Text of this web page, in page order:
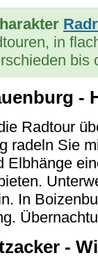
in
bis
-
Radtour
radeln Sie
Elbhänge
In
-